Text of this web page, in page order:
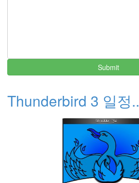
Submit
Thunderbird 3 일정..